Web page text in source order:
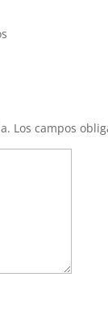
Los campos